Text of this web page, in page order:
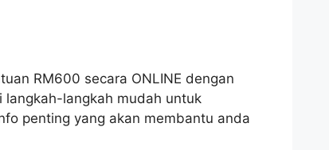
RM600 secara ONLINE dengan
langkah-langkah mudah untuk
penting yang akan membantu anda